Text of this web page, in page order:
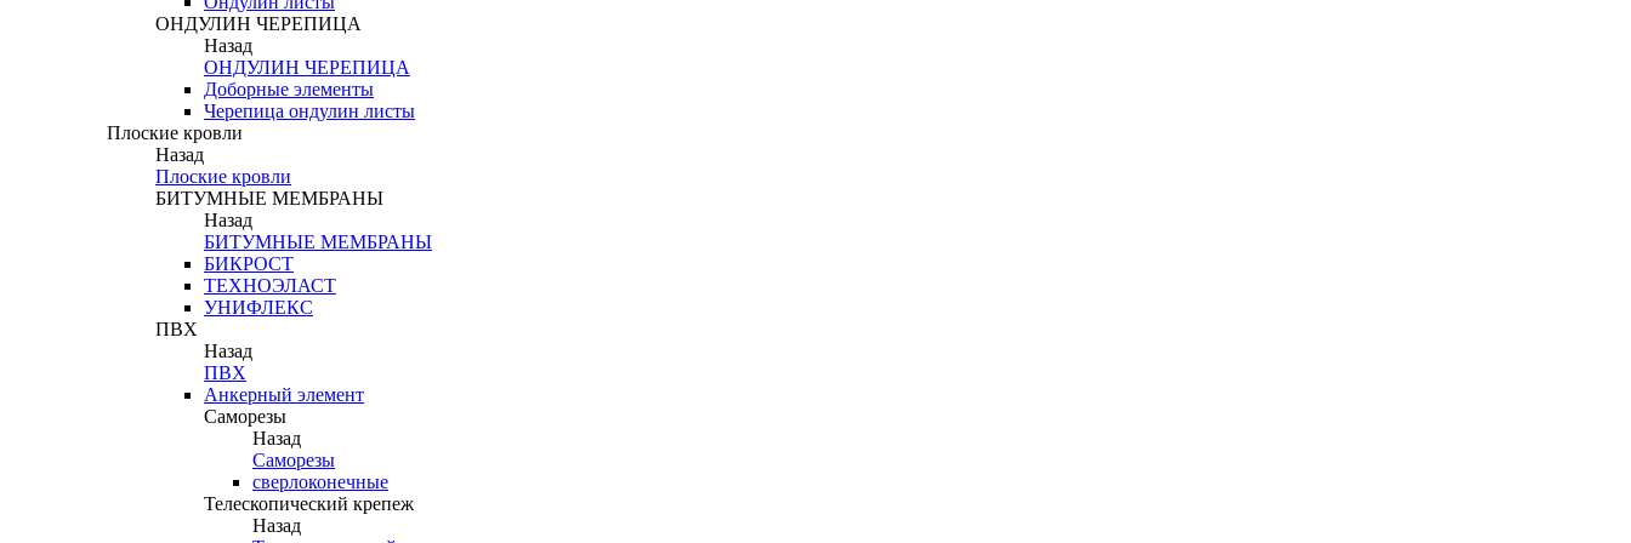
ОНДУЛИН ЧЕРЕПИЦА
Назад
ОНДУЛИН ЧЕРЕПИЦА
Доборные элементы
Черепица ондулин листы
Плоские кровли
Назад
Плоские кровли
БИТУМНЫЕ МЕМБРАНЫ
Назад
БИТУМНЫЕ МЕМБРАНЫ
БИКРОСТ
ТЕХНОЭЛАСТ
УНИФЛЕКС
ПВХ
Назад
ПВХ
Анкерный элемент
Саморезы
Назад
Саморезы
сверлоконечные
Телескопический крепеж
Назад